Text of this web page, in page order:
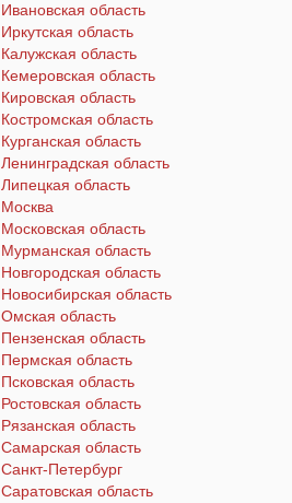
Ивановская область
Иркутская область
Калужская область
Кемеровская область
Кировская область
Костромская область
Курганская область
Ленинградская область
Липецкая область
Москва
Московская область
Мурманская область
Новгородская область
Новосибирская область
Омская область
Пензенская область
Пермская область
Псковская область
Ростовская область
Рязанская область
Самарская область
Санкт-Петербург
Саратовская область